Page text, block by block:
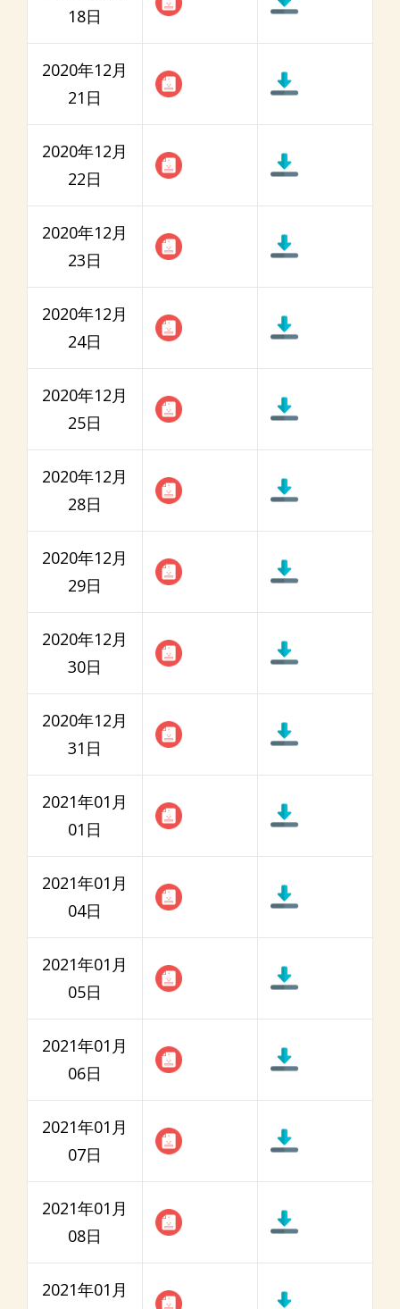
18日
2020年12月
21日
2020年12月
22日
2020年12月
23日
2020年12月
24日
2020年12月
25日
2020年12月
28日
2020年12月
29日
2020年12月
30日
2020年12月
31日
2021年01月
01日
2021年01月
04日
2021年01月
05日
2021年01月
06日
2021年01月
07日
2021年01月
08日
2021年01月